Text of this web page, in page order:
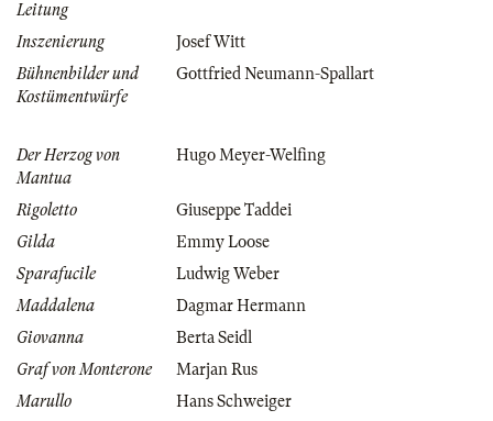
Leitung
Inszenierung
Josef Witt
Bühnenbilder und
Kostümentwürfe
Gottfried Neumann-Spallart
Der Herzog von
Mantua
Hugo Meyer-Welfing
Rigoletto
Giuseppe Taddei
Gilda
Emmy Loose
Sparafucile
Ludwig Weber
Maddalena
Dagmar Hermann
Giovanna
Berta Seidl
Graf von Monterone
Marjan Rus
Marullo
Hans Schweiger